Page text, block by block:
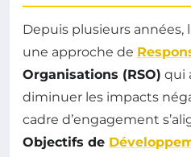
Depuis plusieurs années,
une approche de
Organisations (RSO) qui
diminuer les impacts
cadre d’engagement
Objectifs de